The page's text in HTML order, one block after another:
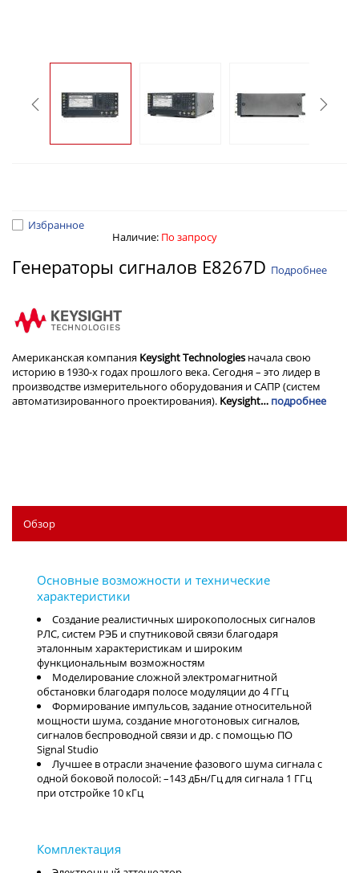
Избранное
Наличие: По запросу
Генераторы сигналов E8267D Подробнее
Американская компания Keysight Technologies начала свою
историю в 1930-х годах прошлого века. Сегодня – это лидер в
производстве измерительного оборудования и САПР (систем
автоматизированного проектирования). Keysight… подробнее
Обзор
Создание реалистичных широкополосных сигналов
РЛС, систем РЭБ и спутниковой связи благодаря
эталонным характеристикам и широким
функциональным возможностям
Моделирование сложной электромагнитной
обстановки благодаря полосе модуляции до 4 ГГц
Формирование импульсов, задание относительной
мощности шума, создание многотоновых сигналов,
сигналов беспроводной связи и др. с помощью ПО
Signal Studio
Лучшее в отрасли значение фазового шума сигнала с
одной боковой полосой: –143 дБн/Гц для сигнала 1 ГГц
при отстройке 10 кГц